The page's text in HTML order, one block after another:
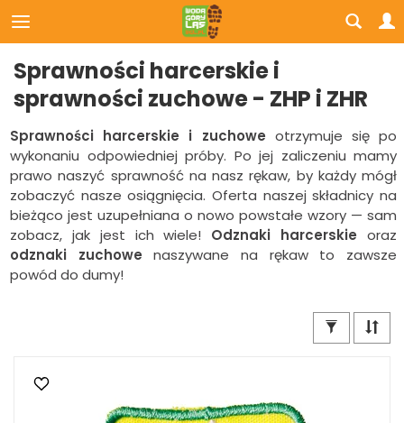
Sprawności harcerskie i
sprawności zuchowe - ZHP i ZHR
Sprawności harcerskie i zuchowe otrzymuje się po
wykonaniu odpowiedniej próby. Po jej zaliczeniu mamy
prawo naszyć sprawność na nasz rękaw, by każdy mógł
zobaczyć nasze osiągnięcia. Oferta naszej składnicy na
bieżąco jest uzupełniana o nowo powstałe wzory — sam
zobacz, jak jest ich wiele! Odznaki harcerskie oraz
odznaki zuchowe naszywane na rękaw to zawsze
powód do dumy!